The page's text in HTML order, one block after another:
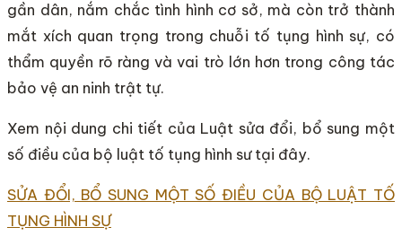
gần dân, nắm chắc tình hình cơ sở, mà còn trở thành
mắt xích quan trọng trong chuỗi tố tụng hình sự, có
thẩm quyền rõ ràng và vai trò lớn hơn trong công tác
bảo vệ an ninh trật tự.
Xem nội dung chi tiết của Luật sửa đổi, bổ sung một
số điều của bộ luật tố tụng hình sư tại đây.
SỬA ĐỔI, BỔ SUNG MỘT SỐ ĐIỀU CỦA BỘ LUẬT TỐ
TỤNG HÌNH SỰ